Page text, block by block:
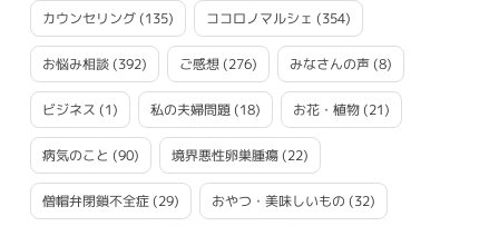
カウンセリング(135) ココロノマルシェ (354)
お悩み相談(392) ご感想(276) みなさんの声(8)
ビジネス (1) 私の夫婦問題(18) お花・植物(21)
病気のこと (90) 境界悪性卵巣腫瘍(22)
僧帽弁閉鎖不全症(29) おやつ・美味しいもの (32)